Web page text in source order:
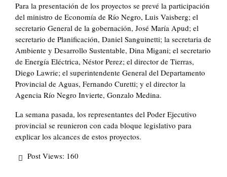
Para la presentación de los proyectos se prevé la participación
del ministro de Economía de Río Negro, Luis Vaisberg; el
secretario General de la gobernación, José María Apud; el
secretario de Planificación, Daniel Sanguinetti; la secretaria de
Ambiente y Desarrollo Sustentable, Dina Migani; el secretario
de Energía Eléctrica, Néstor Perez; el director de Tierras,
Diego Lawrie; el superintendente General del Departamento
Provincial de Aguas, Fernando Curetti; y el director la
Agencia Río Negro Invierte, Gonzalo Medina.
La semana pasada, los representantes del Poder Ejecutivo
provincial se reunieron con cada bloque legislativo para
explicar los alcances de estos proyectos.
Post Views: 160